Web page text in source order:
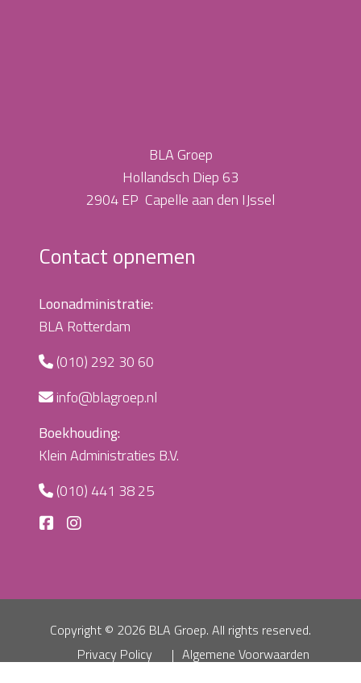
BLA Groep
Hollandsch Diep 63
2904 EP Capelle aan den IJssel
Contact opnemen
Loonadministratie:
BLA Rotterdam
(010) 292 30 60
info@blagroep.nl
Boekhouding:
Klein Administraties B.V.
(010) 441 38 25
Copyright © 2026 BLA Groep. All rights reserved.
Privacy Policy
Algemene Voorwaarden